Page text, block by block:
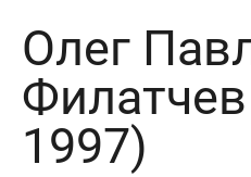
Олег
1997)